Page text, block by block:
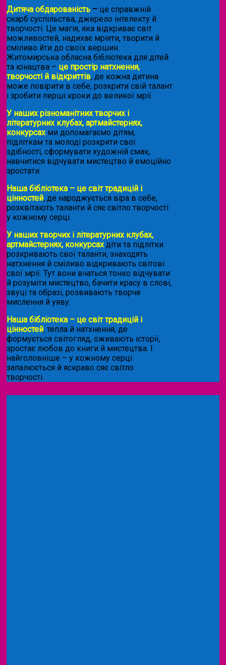
Дитяча обдарованість – це справжній
скарб суспільства, джерело інтелекту й
творчості. Це магія, яка відкриває світ
можливостей, надихає мріяти, творити й
сміливо йти до своїх вершин.
Житомирська обласна бібліотека для дітей
та юнацтва – це простір натхнення,
творчості й відкриттів, де кожна дитина
може повірити в себе, розкрити свій талант
і зробити перші кроки до великої мрії.
У наших різноманітних творчих і
літературних клубах, артмайстернях,
конкурсахми допомагаємо дітям,
підліткам та молоді розкрити свої
здібності, сформувати художній смак,
навчитися відчувати мистецтво й емоційно
зростати.
Наша бібліотека – це світ традицій і
цінностей, де народжується віра в себе,
розквітають таланти й сяє світло творчості
у кожному серці.
У наших творчих і літературних клубах,
артмайстернях, конкурсахдіти та підлітки
розкривають свої таланти, знаходять
натхнення й сміливо відкривають світові
свої мрії. Тут вони вчаться тонко відчувати
й розуміти мистецтво, бачити красу в слові,
звуці та образі, розвивають творче
мислення й уяву.
Наша бібліотека – це світ традицій і
цінностей, тепла й натхнення, де
формується світогляд, оживають історії,
зростає любов до книги й мистецтва. І
найголовніше – у кожному серці
запалюється й яскраво сяє світло
творчості.